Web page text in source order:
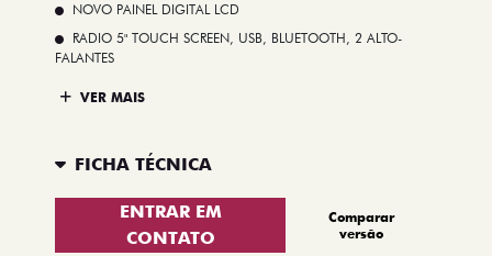
NOVO PAINEL DIGITAL LCD
RADIO 5" TOUCH SCREEN, USB, BLUETOOTH, 2 ALTO-
FALANTES
VER MAIS
FICHA TÉCNICA
ENTRAR EM
CONTATO
Comparar
versão